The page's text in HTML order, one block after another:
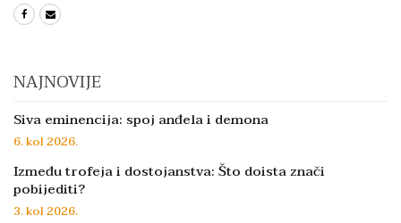
NAJNOVIJE
Siva eminencija: spoj anđela i demona
6. kol 2026.
Između trofeja i dostojanstva: Što doista znači
pobijediti?
3. kol 2026.